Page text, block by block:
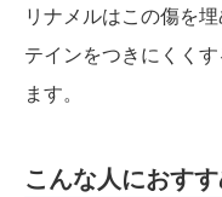
リナメルはこの傷を
テインをつきにくく
ます。
こんな人におす